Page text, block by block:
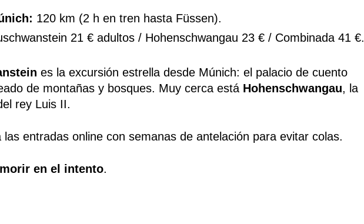
120 km (2 h en tren hasta Füssen).
21 € adultos / Hohenschwangau 23 € / Combinada 41 €.
es la excursión estrella desde Múnich: el palacio de cuento
de montañas y bosques. Muy cerca está Hohenschwangau, la
rey Luis II.
entradas online con semanas de antelación para evitar colas.
en el intento.